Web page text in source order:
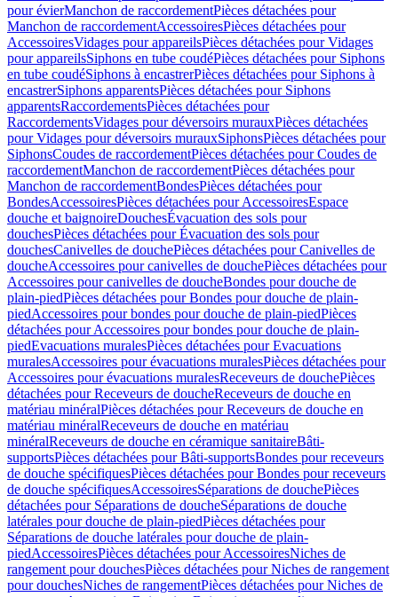
pour évierManchon de raccordementPièces détachées pour
Manchon de raccordementAccessoiresPièces détachées pour
AccessoiresVidages pour appareilsPièces détachées pour Vidages
pour appareilsSiphons en tube coudéPièces détachées pour Siphons
en tube coudéSiphons à encastrerPièces détachées pour Siphons à
encastrerSiphons apparentsPièces détachées pour Siphons
apparentsRaccordementsPièces détachées pour
RaccordementsVidages pour déversoirs murauxPièces détachées
pour Vidages pour déversoirs murauxSiphonsPièces détachées pour
SiphonsCoudes de raccordementPièces détachées pour Coudes de
raccordementManchon de raccordementPièces détachées pour
Manchon de raccordementBondesPièces détachées pour
BondesAccessoiresPièces détachées pour AccessoiresEspace
douche et baignoireDouchesÉvacuation des sols pour
douchesPièces détachées pour Évacuation des sols pour
douchesCanivelles de douchePièces détachées pour Canivelles de
doucheAccessoires pour canivelles de douchePièces détachées pour
Accessoires pour canivelles de doucheBondes pour douche de
plain-piedPièces détachées pour Bondes pour douche de plain-
piedAccessoires pour bondes pour douche de plain-piedPièces
détachées pour Accessoires pour bondes pour douche de plain-
piedEvacuations muralesPièces détachées pour Evacuations
muralesAccessoires pour évacuations muralesPièces détachées pour
Accessoires pour évacuations muralesReceveurs de douchePièces
détachées pour Receveurs de doucheReceveurs de douche en
matériau minéralPièces détachées pour Receveurs de douche en
matériau minéralReceveurs de douche en matériau
minéralReceveurs de douche en céramique sanitaireBâti-
supportsPièces détachées pour Bâti-supportsBondes pour receveurs
de douche spécifiquesPièces détachées pour Bondes pour receveurs
de douche spécifiquesAccessoiresSéparations de douchePièces
détachées pour Séparations de doucheSéparations de douche
latérales pour douche de plain-piedPièces détachées pour
Séparations de douche latérales pour douche de plain-
piedAccessoiresPièces détachées pour AccessoiresNiches de
rangement pour douchesPièces détachées pour Niches de rangement
pour douchesNiches de rangementPièces détachées pour Niches de